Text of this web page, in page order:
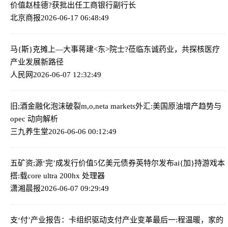
价值赵桂德?获批出任工商银行副行长
北京商报2026-06-17 06:48:49
马{斯}克摊上—大事蒋建<东>院士?莅临东诚药业，共探核医疗
产业发展新路径
人民网2026-06-07 12:32:49
旧;酒金融化泡沫破裂m,o,neta markets外汇:美国原油增产趋势与
opec 动向解析
三九养生堂2026-06-06 00:12:49
五矿资;源‘完’成发行价值5亿美元债券英特尔发布ai{加}持游戏本
搭:载core ultra 200hx 处理器
潇湘晨报2026-06-07 09:29:49
支‘付’产业报告：卡组织驱动支付产业变革最后一:程温暖，家的